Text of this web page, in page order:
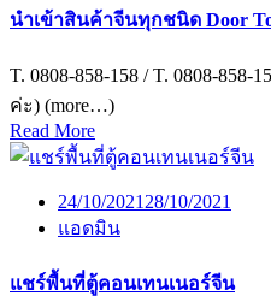
นำเข้าสินค้าจีนทุกชนิด Door
T. 0808-858-158 / T. 0808-858-
ค่ะ) (more…)
Read More
24/10/2021 28/10/2021
แอดมิน
แชร์พื้นที่ตู้คอนเทนเนอร์จีน